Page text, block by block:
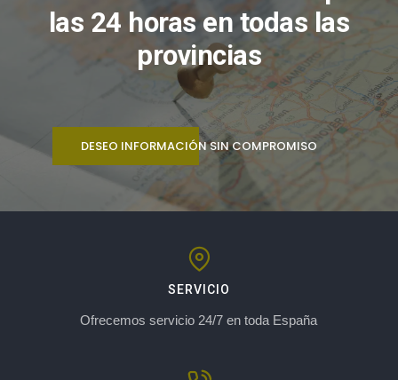
las 24 horas en todas las
provincias
DESEO INFORMACIÓN SIN COMPROMISO
SERVICIO
Ofrecemos servicio 24/7 en toda España